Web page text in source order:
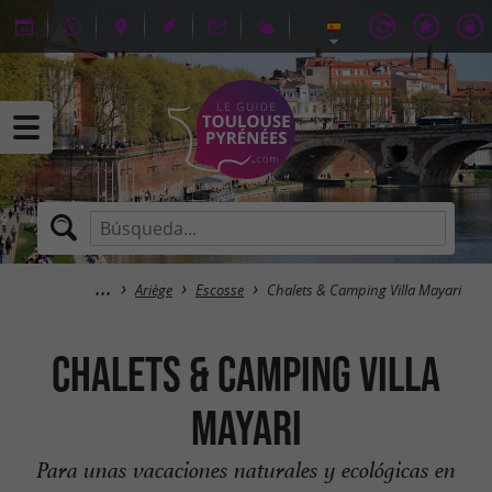
Ariège Escosse Chalets & Camping Villa Mayari
Chalets & Camping Villa
Mayari
Para unas vacaciones naturales y ecológicas en